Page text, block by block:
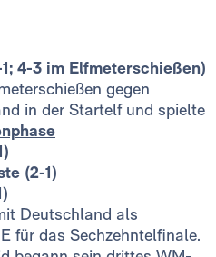
4-3 im Elfmeterschießen)
gegen
in der Startelf und spielte
(2-1)
Deutschland als
für das Sechzehntelfinale.